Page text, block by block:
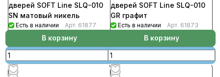
дверей SOFT Line SLQ-010
SN матовый никель
Есть в наличии Арт. 61877
В корзину
дверей SOFT Line SLQ-010
GR графит
Есть в наличии Арт. 61873
В корзину